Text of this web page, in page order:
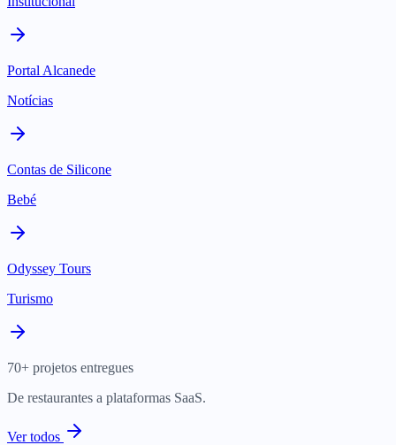
Portal Alcanede
Notícias
Contas de Silicone
Bebé
Odyssey Tours
Turismo
70+ projetos entregues
De restaurantes a plataformas SaaS.
Ver todos